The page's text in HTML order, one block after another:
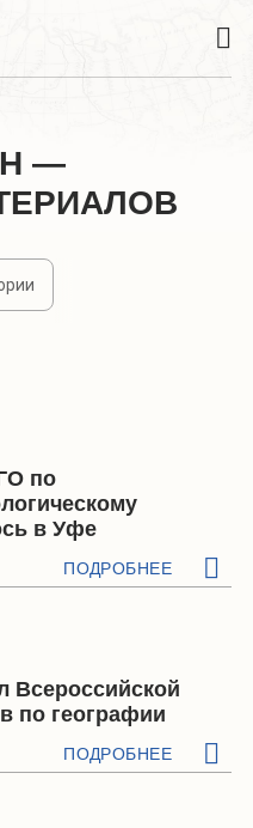
—
по
в Уфе
ПОДРОБНЕЕ
Всероссийской
по географии
ПОДРОБНЕЕ